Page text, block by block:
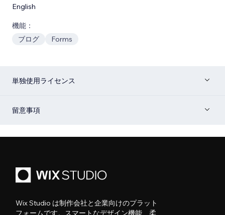
English
機能：
ブログ
Forms
単独使用ライセンス
留意事項
Wix Studio は制作会社と企業向けのプラット
フォームです。スマートなデザイン機能、柔